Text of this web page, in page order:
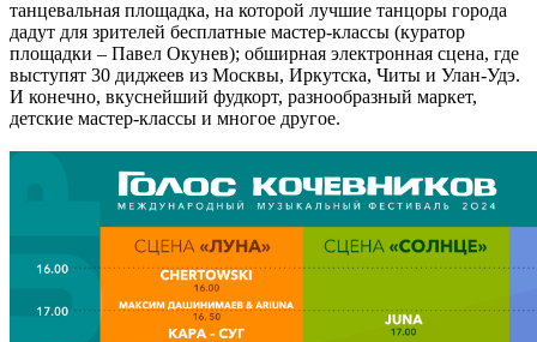
танцевальная площадка, на которой лучшие танцоры города
дадут для зрителей бесплатные мастер-классы (куратор
площадки – Павел Окунев); обширная электронная сцена, где
выступят 30 диджеев из Москвы, Иркутска, Читы и Улан-Удэ.
И конечно, вкуснейший фудкорт, разнообразный маркет,
детские мастер-классы и многое другое.